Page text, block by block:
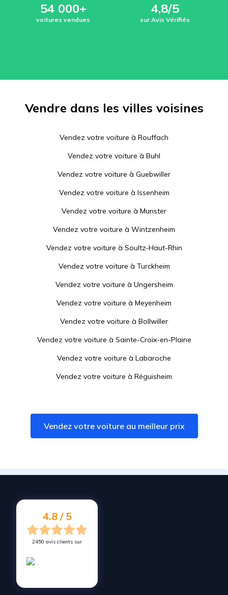
54 000+
voitures vendues
4,8/5
sur Avis Vérifiés
Vendre dans les villes voisines
Vendez votre voiture à Rouffach
Vendez votre voiture à Buhl
Vendez votre voiture à Guebwiller
Vendez votre voiture à Issenheim
Vendez votre voiture à Munster
Vendez votre voiture à Wintzenheim
Vendez votre voiture à Soultz-Haut-Rhin
Vendez votre voiture à Turckheim
Vendez votre voiture à Ungersheim
Vendez votre voiture à Meyenheim
Vendez votre voiture à Bollwiller
Vendez votre voiture à Sainte-Croix-en-Plaine
Vendez votre voiture à Labaroche
Vendez votre voiture à Réguisheim
Vendez votre voiture àSaint-Amarin
Vendez votre voiture àOrbey
Vendez votre voiture à
Vendez votre voiture au meilleur prix
4.8 / 5
2450 avis clients sur